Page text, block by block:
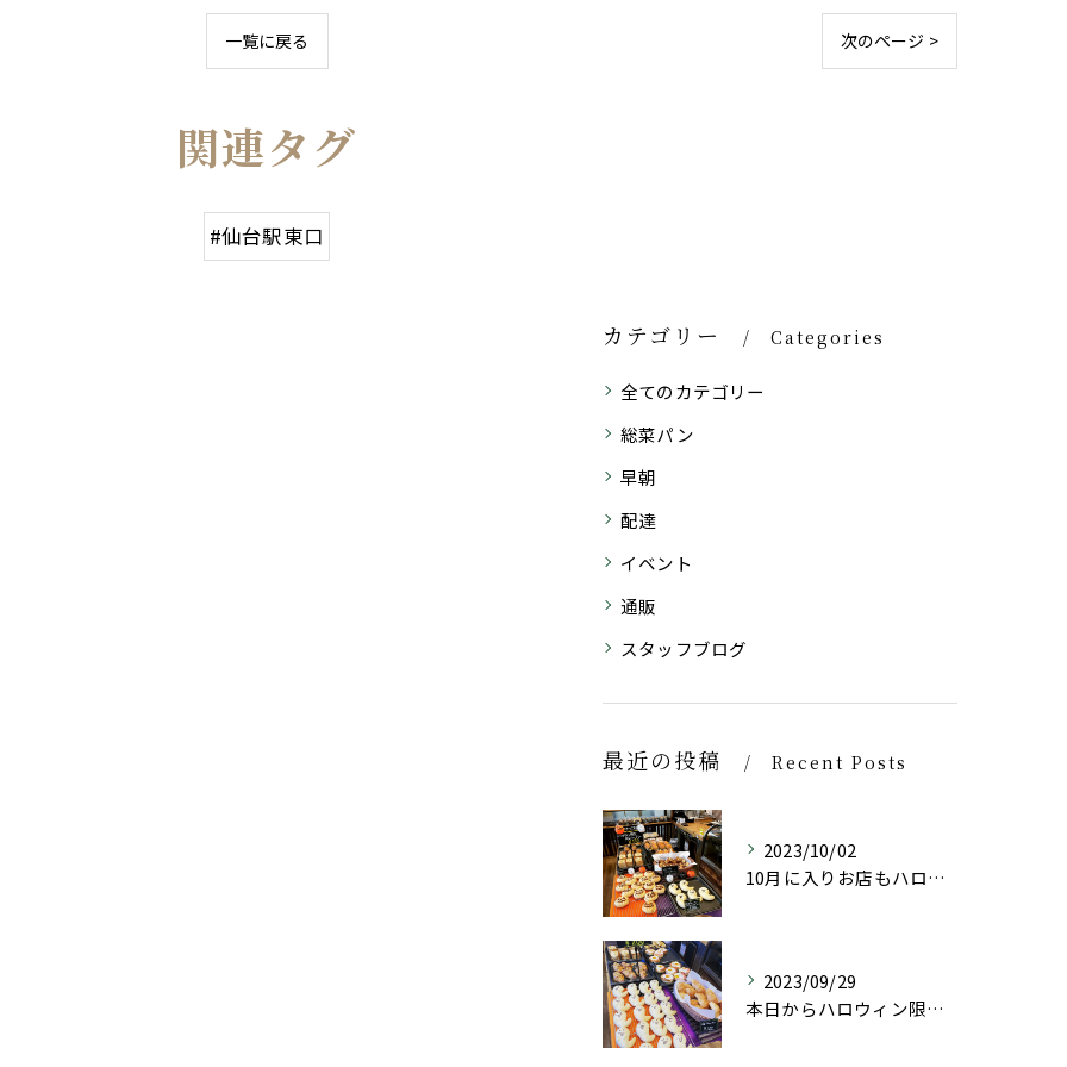
一覧に戻る 次のページ >
関連タグ
#仙台駅東口
カテゴリー Categories
全てのカテゴリー
総菜パン
早朝
配達
イベント
通販
スタッフブログ
最近の投稿 Recent Posts
2023/10/02
10月に入りお店もハロウィン仕様にしております👻
2023/09/29
本日からハロウィン限定商品としておばけパン(チョコレートクリ...